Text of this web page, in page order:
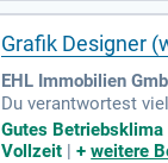
Grafik Designer
EHL Immobilien
Du verantwortest
ionen, Drucksorten
Gutes
Vollzeit |+weitere